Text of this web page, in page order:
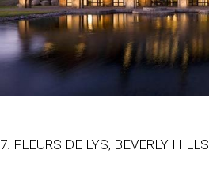
7. FLEURS DE LYS, BEVERLY HILLS